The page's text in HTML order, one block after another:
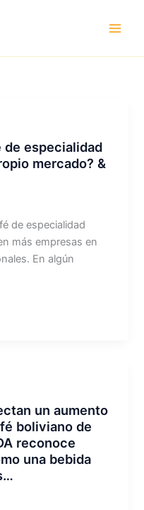
de especialidad
mercado? &
de especialidad
más empresas en
En algún
un aumento
boliviano de
reconoce
una bebida